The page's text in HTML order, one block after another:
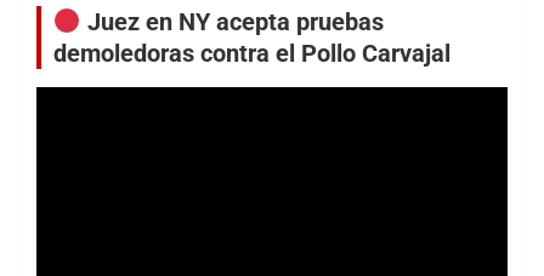
Juez en NY acepta pruebas
demoledoras contra el Pollo Carvajal